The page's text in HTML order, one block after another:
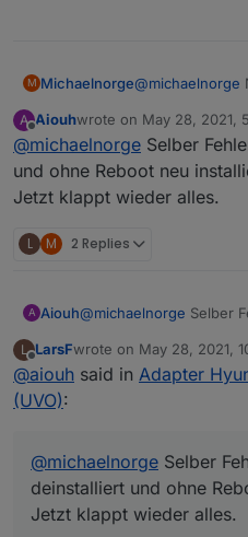
M Michaelnorge@michaelnorge
A
Offline
Aiouhwrote on May 28, 2021,
last edited by
@michaelnorge Selber
und ohne Reboot neu
Jetzt klappt wieder alles.
L M 2 Replies
A Aiouh@michaelnorge Selber
Jetzt klappt wieder alles.
L
Offline
LarsFwrote on May 28, 2021,
last edited by LarsFMay
@aiouh said in Adapter
(UVO):
@michaelnorge Selber
deinstalliert und ohne
Jetzt klappt wieder alles.